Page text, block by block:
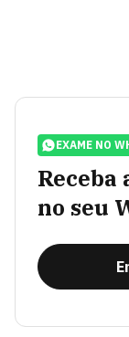
EXAME NO
Receba
no seu